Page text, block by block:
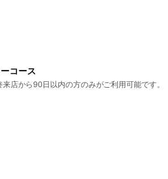
コース
来店から90日以内の方のみがご利用可能です。